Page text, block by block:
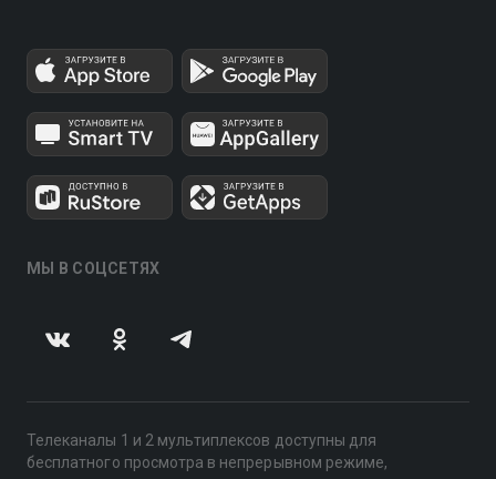
МЫ В СОЦСЕТЯХ
Телеканалы 1 и 2 мультиплексов доступны для
бесплатного просмотра в непрерывном режиме,